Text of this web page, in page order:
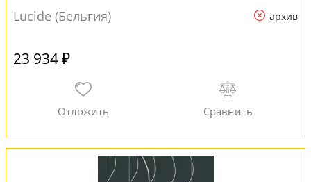
Lucide (Бельгия)
архив
23 934 ₽